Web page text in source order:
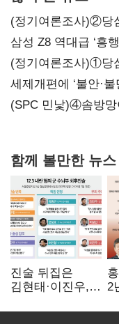
(정기여론조사)②당
삼성 Z8 역대급 ‘흥
대전’
(정기여론조사)①당
지지도 '50% 아래로
세제개편에 ‘불안·
힘들어질 것"
(SPC 민낯)④솜방망
함께 볼만한 뉴스
진술 뒤집은
김현태·이진우,
헌신"…법정서
2